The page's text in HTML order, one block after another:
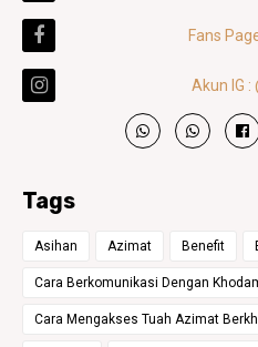
Fans
Akun IG
Tags
Asihan Azimat Benefit
Cara Berkomunikasi Dengan
Cara Mengakses Tuah Azimat